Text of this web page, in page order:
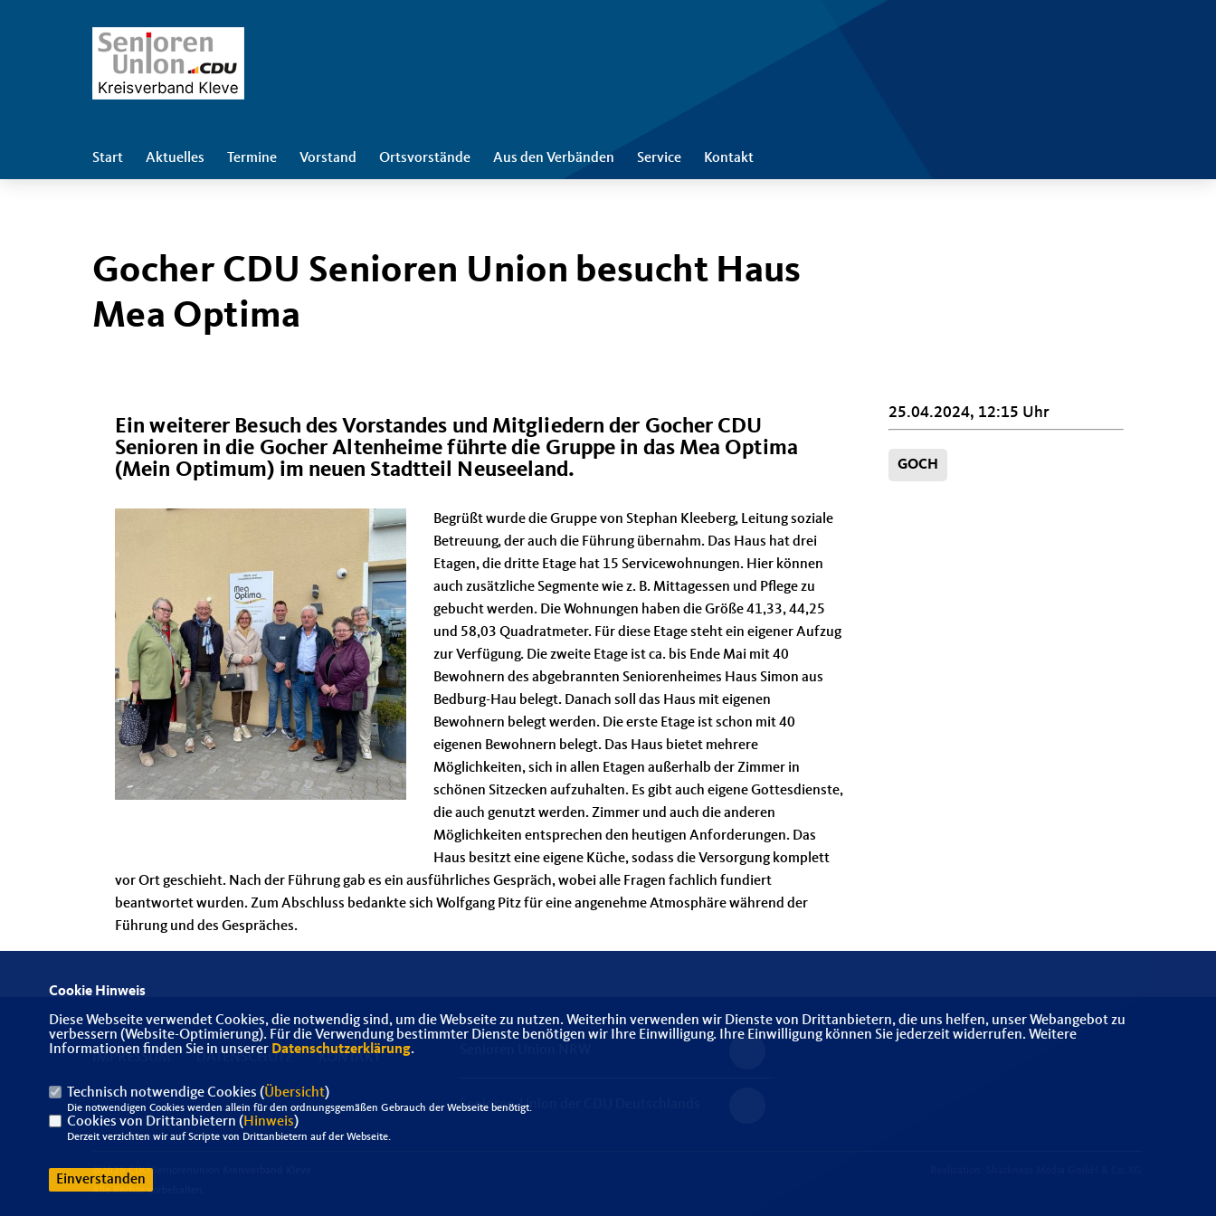
Start Aktuelles Termine Vorstand Ortsvorstände Aus den Verbänden Service Kontakt
Gocher CDU Senioren Union besucht Haus
Mea Optima
Ein weiterer Besuch des Vorstandes und Mitgliedern der Gocher CDU
Senioren in die Gocher Altenheime führte die Gruppe in das Mea Optima
(Mein Optimum) im neuen Stadtteil Neuseeland.
Begrüßt wurde die Gruppe von Stephan Kleeberg, Leitung soziale
Betreuung, der auch die Führung übernahm. Das Haus hat drei
Etagen, die dritte Etage hat 15 Servicewohnungen. Hier können
auch zusätzliche Segmente wie z. B. Mittagessen und Pflege zu
gebucht werden. Die Wohnungen haben die Größe 41,33, 44,25
und 58,03 Quadratmeter. Für diese Etage steht ein eigener Aufzug
zur Verfügung. Die zweite Etage ist ca. bis Ende Mai mit 40
Bewohnern des abgebrannten Seniorenheimes Haus Simon aus
Bedburg-Hau belegt. Danach soll das Haus mit eigenen
Bewohnern belegt werden. Die erste Etage ist schon mit 40
eigenen Bewohnern belegt. Das Haus bietet mehrere
Möglichkeiten, sich in allen Etagen außerhalb der Zimmer in
schönen Sitzecken aufzuhalten. Es gibt auch eigene Gottesdienste,
die auch genutzt werden. Zimmer und auch die anderen
Möglichkeiten entsprechen den heutigen Anforderungen. Das
Haus besitzt eine eigene Küche, sodass die Versorgung komplett
vor Ort geschieht. Nach der Führung gab es ein ausführliches Gespräch, wobei alle Fragen fachlich fundiert
beantwortet wurden. Zum Abschluss bedankte sich Wolfgang Pitz für eine angenehme Atmosphäre während der
Führung und des Gespräches.
25.04.2024, 12:15 Uhr
GOCH
IMPRESSUM DATENSCHUTZ KONTAKT
Senioren-Union der CDU Deutschlands
@2026 CDU Seniorenunion Kreisverband Kleve
Alle Rechte vorbehalten.
Cookie Hinweis
Diese Webseite verwendet Cookies, die notwendig sind, um die Webseite zu nutzen. Weiterhin verwenden wir Dienste von Drittanbietern, die uns helfen, unser Webangebot zu
verbessern (Website-Optimierung). Für die Verwendung bestimmter Dienste benötigen wir Ihre Einwilligung. Ihre Einwilligung können Sie jederzeit widerrufen. Weitere
Informationen finden Sie in unserer Datenschutzerklärung.
Technisch notwendige Cookies (Übersicht)
Die notwendigen Cookies werden allein für den ordnungsgemäßen Gebrauch der Webseite benötigt.
Cookies von Drittanbietern ( Hinweis)
Derzeit verzichten wir auf Scripte von Drittanbietern auf der Webseite.
Einverstanden